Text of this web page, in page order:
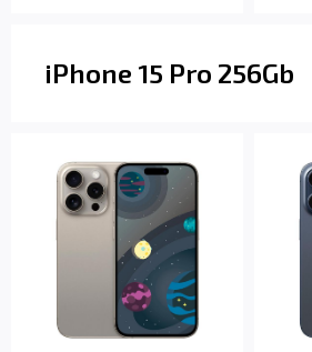
iPhone 15 Pro 256Gb